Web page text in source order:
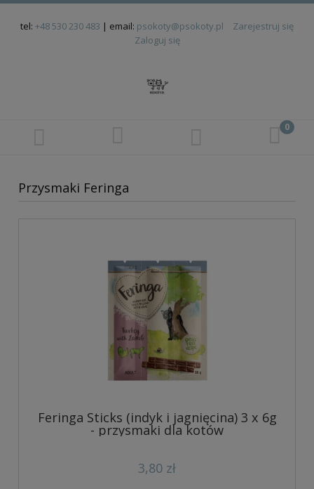
tel: +48 530 230 483 | email: psokoty@psokoty.pl
Zarejestruj się
Zaloguj się
Przysmaki Feringa
Feringa Sticks (indyk i jagnięcina) 3 x 6g
- przysmaki dla kotów
3,80 zł